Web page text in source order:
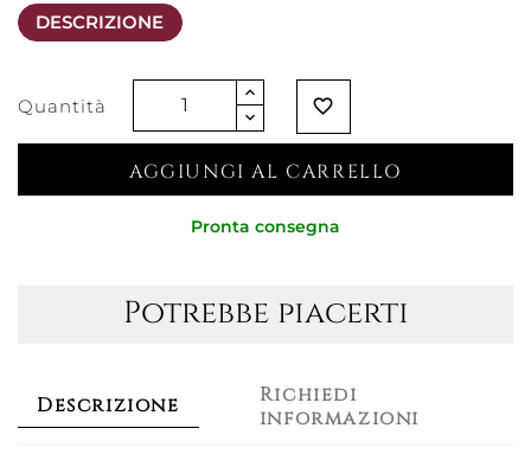
DESCRIZIONE
Quantità favorite_border
AGGIUNGI AL CARRELLO
Pronta consegna
Potrebbe piacerti
Descrizione
Richiedi
informazioni